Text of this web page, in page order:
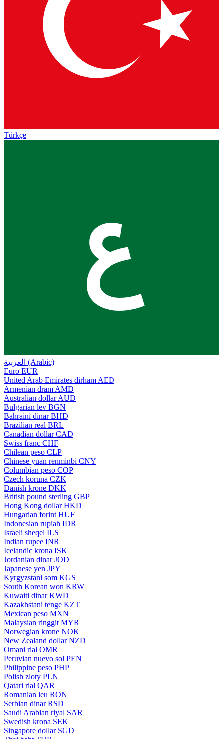
Türkçe
ع
العربية (Arabic)
Euro EUR
United Arab Emirates dirham AED
Armenian dram AMD
Australian dollar AUD
Bulgarian lev BGN
Bahraini dinar BHD
Brazilian real BRL
Canadian dollar CAD
Swiss franc CHF
Chilean peso CLP
Chinese yuan renminbi CNY
Columbian peso COP
Czech koruna CZK
Danish krone DKK
British pound sterling GBP
Hong Kong dollar HKD
Hungarian forint HUF
Indonesian rupiah IDR
Israeli sheqel ILS
Indian rupee INR
Icelandic krona ISK
Jordanian dinar JOD
Japanese yen JPY
Kyrgyzstani som KGS
South Korean won KRW
Kuwaiti dinar KWD
Kazakhstani tenge KZT
Mexican peso MXN
Malaysian ringgit MYR
Norwegian krone NOK
New Zealand dollar NZD
Omani rial OMR
Peruvian nuevo sol PEN
Philippine peso PHP
Polish zloty PLN
Qatari rial QAR
Romanian leu RON
Serbian dinar RSD
Saudi Arabian riyal SAR
Swedish krona SEK
Singapore dollar SGD